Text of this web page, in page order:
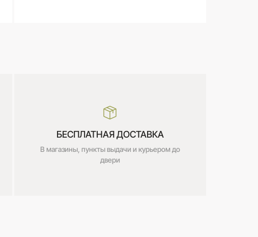
БЕСПЛАТНАЯ ДОСТАВКА
В магазины, пункты выдачи и курьером до
двери